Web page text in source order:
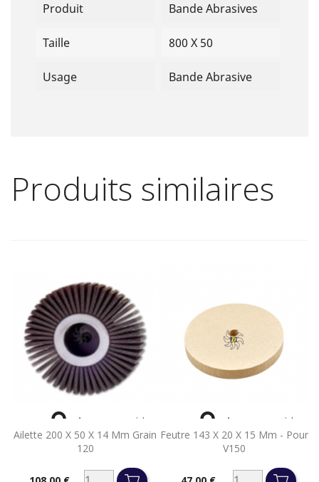
Produit Bande Abrasives
Taille 800 X 50
Usage Bande Abrasive
Produits similaires
Ailette 200 X 50 X 14 Mm Grain
120
 Aperçu rapide
Feutre 143 X 20 X 15 Mm - Pour
V150
 Aperçu rapide